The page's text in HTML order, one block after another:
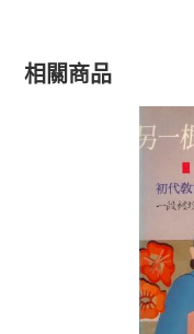
相關商品